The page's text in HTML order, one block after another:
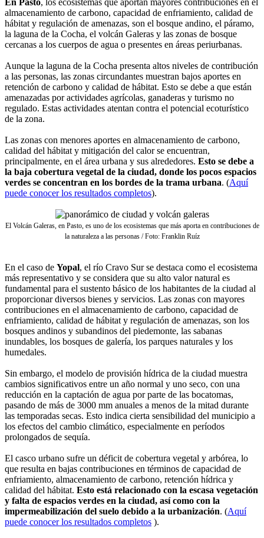
almacenamiento de carbono, capacidad de enfriamiento, calidad de
hábitat y regulación de amenazas, son el bosque andino, el páramo,
la laguna de la Cocha, el volcán Galeras y las zonas de bosque
cercanas a los cuerpos de agua o presentes en áreas periurbanas.
Aunque la laguna de la Cocha presenta altos niveles de contribución
a las personas, las zonas circundantes muestran bajos aportes en
retención de carbono y calidad de hábitat. Esto se debe a que están
amenazadas por actividades agrícolas, ganaderas y turismo no
regulado. Estas actividades atentan contra el potencial ecoturístico
de la zona.
Las zonas con menores aportes en almacenamiento de carbono,
calidad del hábitat y mitigación del calor se encuentran,
principalmente, en el área urbana y sus alrededores. Esto se debe a
la baja cobertura vegetal de la ciudad, donde los pocos espacios
verdes se concentran en los bordes de la trama urbana. (Aquí
puede conocer los resultados completos).
El Volcán Galeras, en Pasto, es uno de los ecosistemas que más aporta en contribuciones de
la naturaleza a las personas / Foto: Franklin Ruíz
En el caso de Yopal, el río Cravo Sur se destaca como el ecosistema
más representativo y se considera que su alto valor natural es
fundamental para el sustento básico de los habitantes de la ciudad al
proporcionar diversos bienes y servicios. Las zonas con mayores
contribuciones en el almacenamiento de carbono, capacidad de
enfriamiento, calidad de hábitat y regulación de amenazas, son los
bosques andinos y subandinos del piedemonte, las sabanas
inundables, los bosques de galería, los parques naturales y los
humedales.
Sin embargo, el modelo de provisión hídrica de la ciudad muestra
cambios significativos entre un año normal y uno seco, con una
reducción en la captación de agua por parte de las bocatomas,
pasando de más de 3000 mm anuales a menos de la mitad durante
las temporadas secas. Esto indica cierta sensibilidad del municipio a
los efectos del cambio climático, especialmente en períodos
prolongados de sequía.
El casco urbano sufre un déficit de cobertura vegetal y arbórea, lo
que resulta en bajas contribuciones en términos de capacidad de
enfriamiento, almacenamiento de carbono, retención hídrica y
calidad del hábitat. Esto está relacionado con la escasa vegetación
y falta de espacios verdes en la ciudad, así como con la
impermeabilización del suelo debido a la urbanización. (Aquí
puede conocer los resultados completos ).